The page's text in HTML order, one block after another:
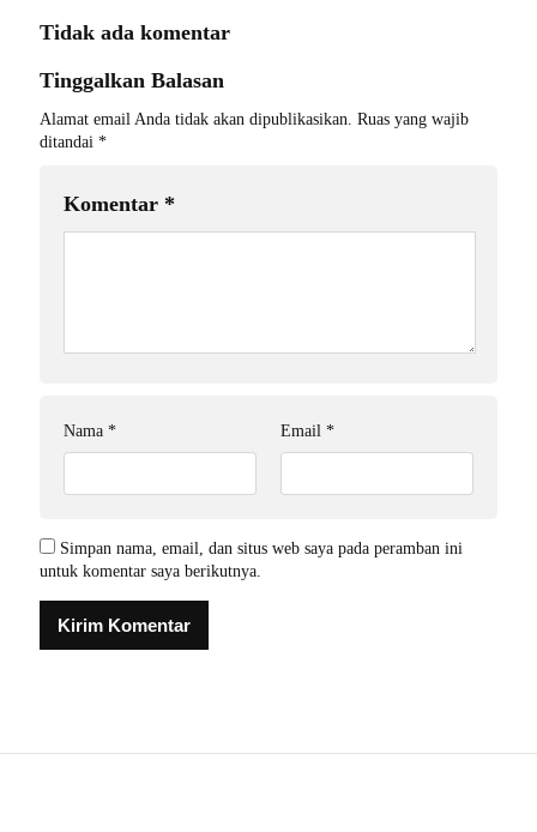
Tidak ada komentar
Tinggalkan Balasan
Alamat email Anda tidak akan dipublikasikan. Ruas yang wajib
ditandai *
Komentar *
Nama * Email *
Simpan nama, email, dan situs web saya pada peramban ini
untuk komentar saya berikutnya.